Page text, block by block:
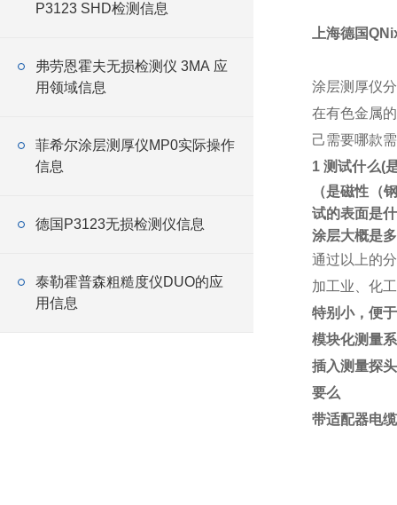
P3123 SHD检测信息
弗劳恩霍夫无损检测仪 3MA 应
用领域信息
菲希尔涂层测厚仪MP0实际操作
信息
德国P3123无损检测仪信息
泰勒霍普森粗糙度仪DUO的应
用信息
上海德国
涂层测厚仪
在有色金属
己需要哪款
1 测试什么(
（是磁性（
试的表面是
涂层大概是
通过以上的
加工业、化
特别小，便
模块化测量
插入测量探头
要么
带适配器电